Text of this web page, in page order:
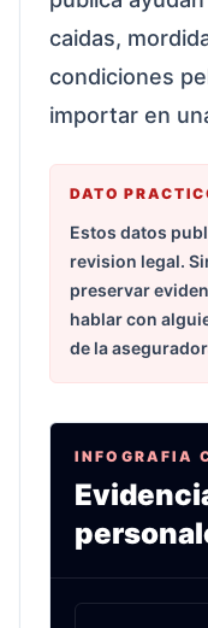
caidas,
condiciones
importar en
DATO
Estos datos
revision legal.
preservar
hablar con
de la
INFOGRAFIA